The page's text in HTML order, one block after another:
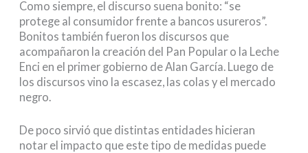
Como siempre, el discurso suena bonito: “se
protege al consumidor frente a bancos usureros”.
Bonitos también fueron los discursos que
acompañaron la creación del Pan Popular o la Leche
Enci en el primer gobierno de Alan García. Luego de
los discursos vino la escasez, las colas y el mercado
negro.
De poco sirvió que distintas entidades hicieran
notar el impacto que este tipo de medidas puede